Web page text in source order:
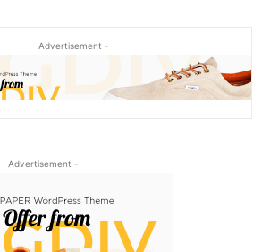
- Advertisement -
- Advertisement -